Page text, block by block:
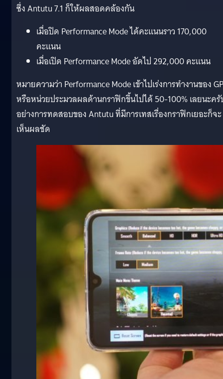
ซึ่ง Antutu 7.1 ก็ให้ผลสอดคล้องกัน
เมื่อปิด Performance Mode ได้คะแนนราว 170,000
คะแนน
เมื่อเปิด Performance Mode อัดไป 292,000 คะแนน
หมายความว่า Performance Mode เข้าไปเร่งการทำงานของ
หรือหน่วยประมวลผลด้านกราฟิกขึ้นไปได้ 50-100% เลยนะค
อย่างการทดสอบของ Antutu ที่มีการเทสเรื่องกราฟิกเยอะก็จะ
เห็นผลชัด